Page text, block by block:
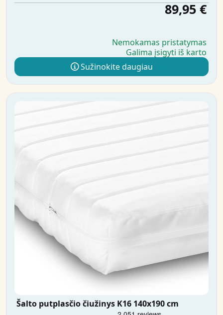
89,95 €
Nemokamas pristatymas
Galima įsigyti iš karto
Sužinokite daugiau
Šalto putplasčio čiužinys K16 140x190 cm